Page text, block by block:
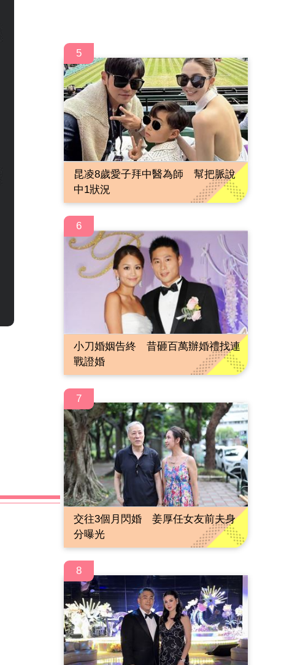
5
昆凌8歲愛子拜中醫為師 幫把脈說
中1狀況
6
小刀婚姻告終 昔砸百萬辦婚禮找連
戰證婚
7
交往3個月閃婚 姜厚任女友前夫身
分曝光
8